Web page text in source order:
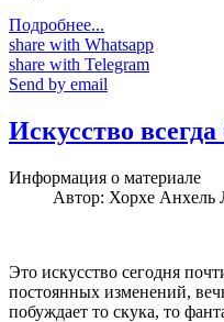
Подробнее...
share with Whatsapp
share with Telegram
Send by email
Искусство
Информация о материале
Автор: Хорхе Анхель
Это искусство сегодня
постоянных изменений,
побуждает то скука, то